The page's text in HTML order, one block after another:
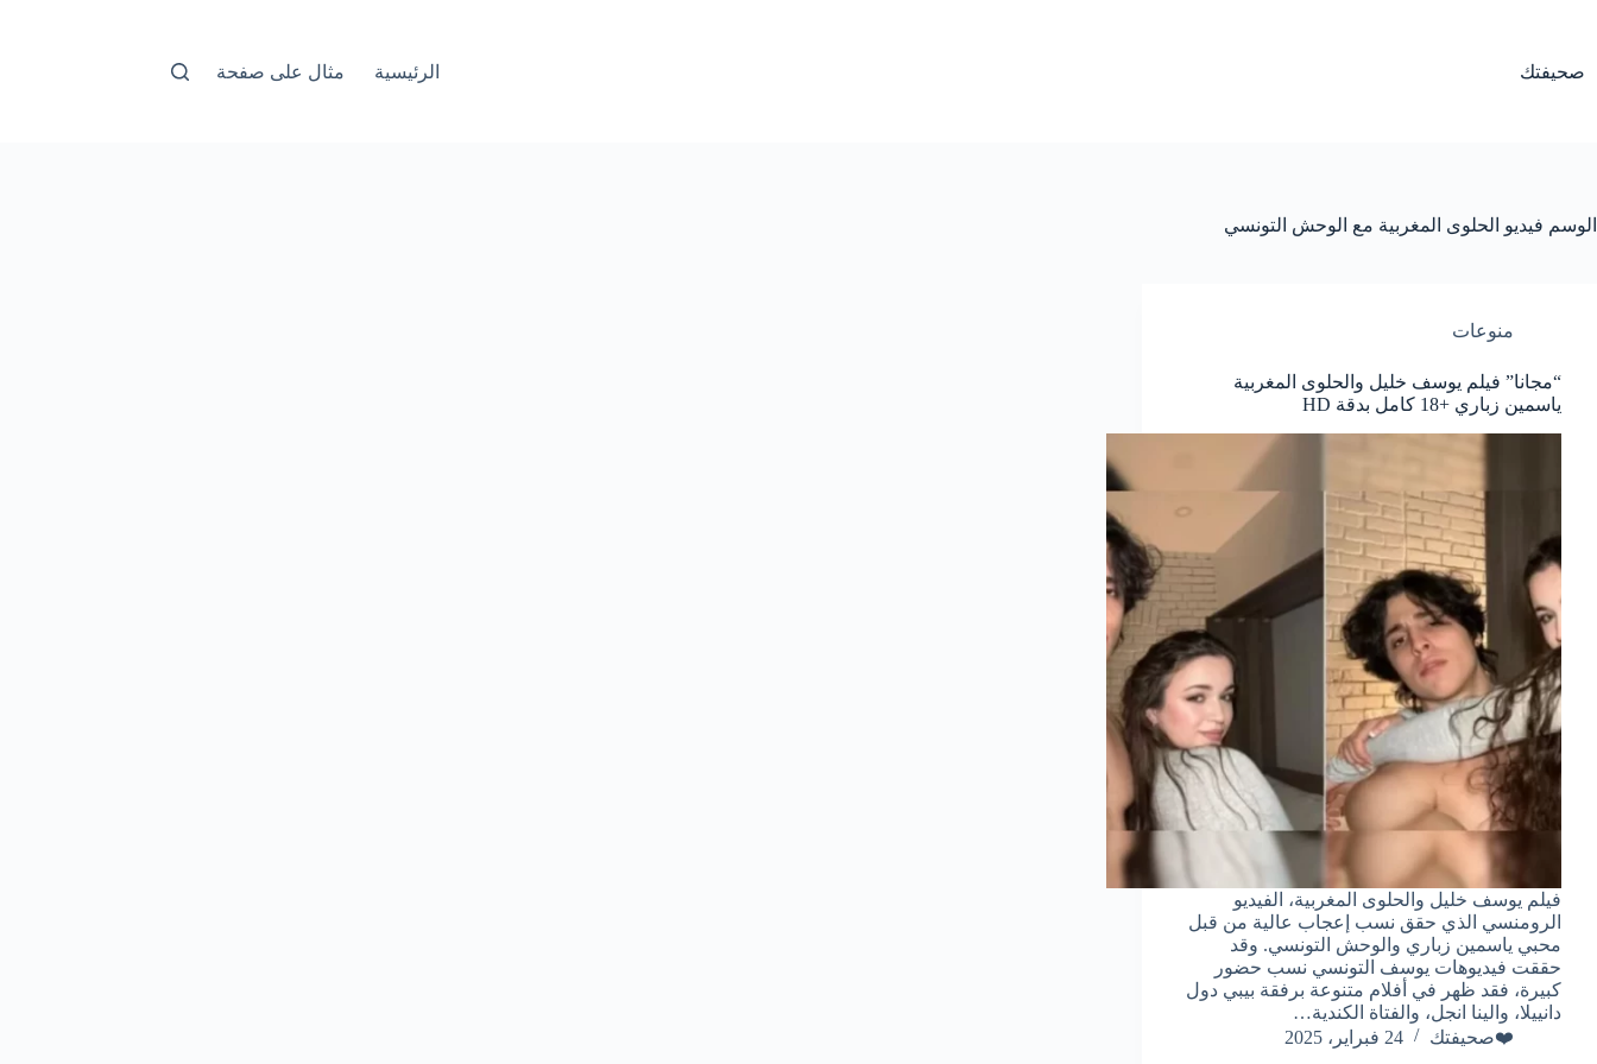
صحيفتك الرئيسية مثال على صفحة
الوسم فيديو الحلوى المغربية مع الوحش التونسي
منوعات
“مجانا” فيلم يوسف خليل والحلوى المغربية
ياسمين زباري +18 كامل بدقة HD
فيلم يوسف خليل والحلوى المغربية، الفيديو
الرومنسي الذي حقق نسب إعجاب عالية من قبل
محبي ياسمين زباري والوحش التونسي. وقد
حققت فيديوهات يوسف التونسي نسب حضور
كبيرة، فقد ظهر في أفلام متنوعة برفقة بيبي دول
دانييلا، والينا انجل، والفتاة الكندية…
❤️صحيفتك
24 فبراير، 2025